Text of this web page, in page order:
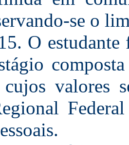
se o
O estudante
cujos valores